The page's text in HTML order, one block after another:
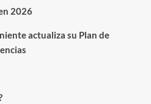
2026
actualiza su Plan de